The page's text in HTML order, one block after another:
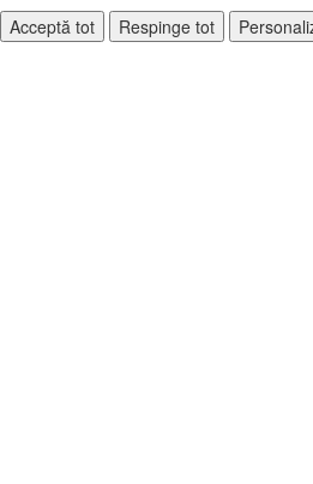
Acceptă tot
Respinge tot